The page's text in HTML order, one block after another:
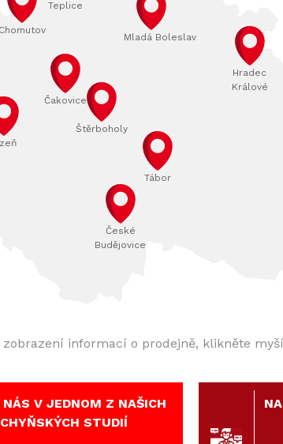
Štěrboholy
Teplice
Tábor
Chomutov
České
Budějovice
Hradec
Králové
Mladá Boleslav
Čakovice
zobrazení informací o prodejně, klikněte
V JEDNOM Z NAŠICH
STUDIÍ